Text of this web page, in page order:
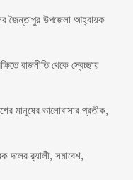
জৈন্তাপুর উপজেলা আহ্বায়ক
রাজনীতি থেকে স্বেচ্ছায়
মানুষের ভালোবাসার প্রতীক,
দলের র‌্যালী, সমাবেশ,